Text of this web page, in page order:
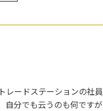
レードステーションの社
自分でも云うのも何です